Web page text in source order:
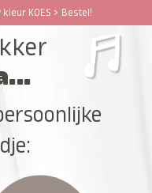
KOES > Bestel!